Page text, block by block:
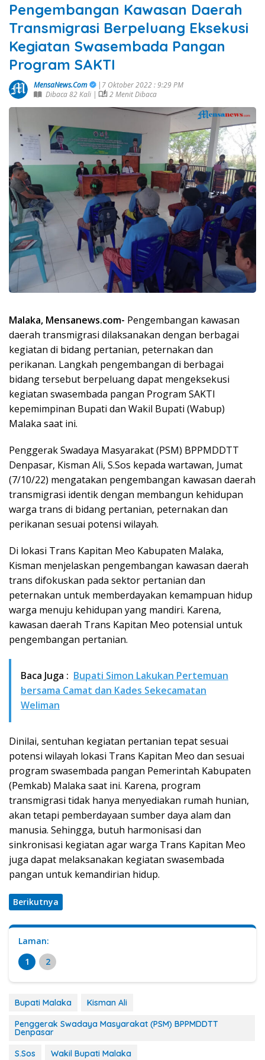
Pengembangan Kawasan Daerah
Transmigrasi Berpeluang Eksekusi
Kegiatan Swasembada Pangan
Program SAKTI
MensaNews.Com
|7 Oktober 2022 : 9:29 PM
Dibaca 82 Kali |
2 Menit Dibaca
Malaka, Mensanews.com- Pengembangan kawasan
daerah transmigrasi dilaksanakan dengan berbagai
kegiatan di bidang pertanian, peternakan dan
perikanan. Langkah pengembangan di berbagai
bidang tersebut berpeluang dapat mengeksekusi
kegiatan swasembada pangan Program SAKTI
kepemimpinan Bupati dan Wakil Bupati (Wabup)
Malaka saat ini.
Penggerak Swadaya Masyarakat (PSM) BPPMDDTT
Denpasar, Kisman Ali, S.Sos kepada wartawan, Jumat
(7/10/22) mengatakan pengembangan kawasan daerah
transmigrasi identik dengan membangun kehidupan
warga trans di bidang pertanian, peternakan dan
perikanan sesuai potensi wilayah.
Di lokasi Trans Kapitan Meo Kabupaten Malaka,
Kisman menjelaskan pengembangan kawasan daerah
trans difokuskan pada sektor pertanian dan
peternakan untuk memberdayakan kemampuan hidup
warga menuju kehidupan yang mandiri. Karena,
kawasan daerah Trans Kapitan Meo potensial untuk
pengembangan pertanian.
Baca Juga : Bupati Simon Lakukan Pertemuan
bersama Camat dan Kades Sekecamatan
Weliman
Dinilai, sentuhan kegiatan pertanian tepat sesuai
potensi wilayah lokasi Trans Kapitan Meo dan sesuai
program swasembada pangan Pemerintah Kabupaten
(Pemkab) Malaka saat ini. Karena, program
transmigrasi tidak hanya menyediakan rumah hunian,
akan tetapi pemberdayaan sumber daya alam dan
manusia. Sehingga, butuh harmonisasi dan
sinkronisasi kegiatan agar warga Trans Kapitan Meo
juga dapat melaksanakan kegiatan swasembada
pangan untuk kemandirian hidup.
Berikutnya
Laman:
1
2
Bupati Malaka
Kisman Ali
Penggerak Swadaya Masyarakat (PSM) BPPMDDTT
Denpasar
S.Sos
Wakil Bupati Malaka